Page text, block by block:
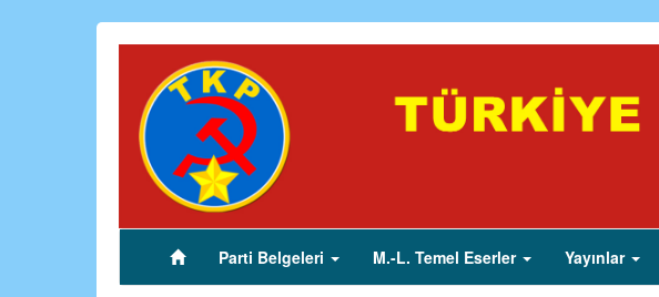
(current)Parti Belgeleri M.-L. Temel Eserler Yayınlar